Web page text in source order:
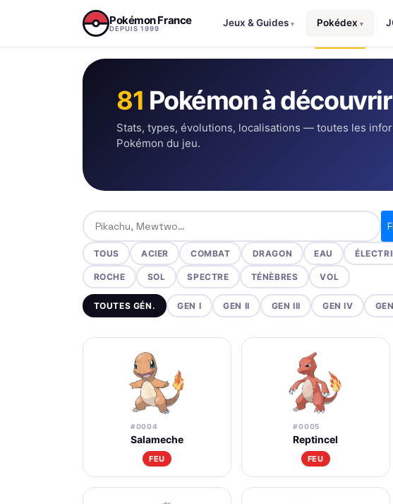
Pokémon France
DEPUIS 1999
Jeux & Guides ▾ Pokédex ▾
81 Pokémon à découvrir
Stats, types, évolutions, localisations — toutes les
Pokémon du jeu.
Rechercher un Pokémon
TOUS ACIER COMBAT DRAGON EAU
ROCHE SOL SPECTRE TÉNÈBRES VOL
TOUTES GÉN. GEN I GEN II GEN III GEN IV
#0004
Salameche
FEU
#0005
Reptincel
FEU